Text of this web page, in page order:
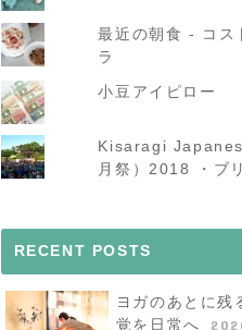
最近の朝食 - コス
ラ
小豆アイピロー
Kisaragi
月祭）2018 ・ブ
RECENT POSTS
ヨガのあとに残
覚を日常へ